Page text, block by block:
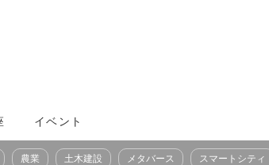
イベント
農業 土木建設 メタバース スマートシティ